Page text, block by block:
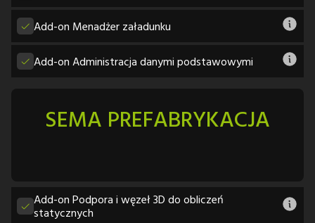
Add-on Menadżer załadunku
Add-on Administracja danymi podstawowymi
SEMA PREFABRYKACJA
Add-on Podpora i węzeł 3D do obliczeń
statycznych